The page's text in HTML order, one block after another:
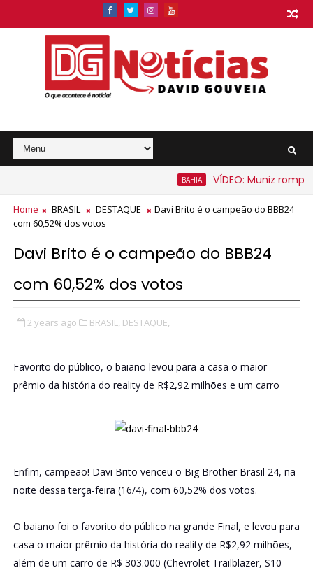
VÍDEO: Muniz rompe
Home BRASIL DESTAQUE
Davi Brito é o campeão do BBB24
com 60,52% dos votos
Davi Brito é o campeão do BBB24
com 60,52% dos votos
2 years ago BRASIL, DESTAQUE,
Favorito do público, o baiano levou para a casa o maior
prêmio da história do reality de R$2,92 milhões e um carro
Enfim, campeão! Davi Brito venceu o Big Brother Brasil 24, na
noite dessa terça-feira (16/4), com 60,52% dos votos.
O baiano foi o favorito do público na grande Final, e levou para
casa o maior prêmio da história do reality de R$2,92 milhões,
além de um carro de R$ 303.000 (Chevrolet Trailblazer, S10